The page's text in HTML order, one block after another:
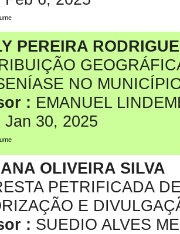
PEREIRA
NO
: EMANUEL
Jan 30, 2025
OLIVEIRA SILVA
PETRIFICADA
E
: SUEDIO ALVES